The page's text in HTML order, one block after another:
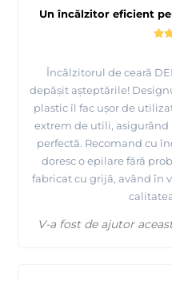
Un încălzitor eficient
Încălzitorul de ceară
depășit așteptările!
plastic îl fac ușor de
extrem de utili,
perfectă. Recomand cu
doresc o epilare fără
fabricat cu grijă, având în
V-a fost de ajutor